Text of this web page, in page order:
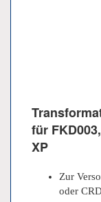
für
XP
Zur
oder